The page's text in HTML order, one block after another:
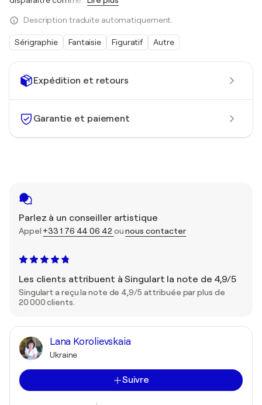
Expédition et retours
Garantie et paiement
Parlez à un conseiller artistique
Appel +33 1 76 44 06 42ounous contacter
Les clients attribuent à Singulart la note de 4,9/5
Singulart a reçu la note de 4,9/5 attribuée par plus de
20 000 clients.
Lana Korolievskaia
Ukraine
Suivre
Description traduite automatiquement.
Sérigraphie Fantaisie Figuratif Autre